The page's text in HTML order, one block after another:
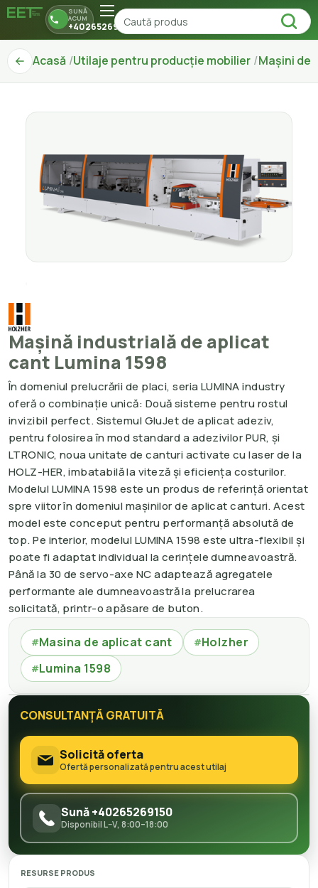
SUNĂ
ACUM
+40265269150
Acasă Utilaje pentru producție mobilier Mașini de
Mașină industrială de aplicat
cant Lumina 1598
În domeniul prelucrării de placi, seria LUMINA industry
oferă o combinație unică: Două sisteme pentru rostul
invizibil perfect. Sistemul GluJet de aplicat adeziv,
pentru folosirea în mod standard a adezivilor PUR, și
LTRONIC, noua unitate de canturi activate cu laser de la
HOLZ-HER, imbatabilă la viteză și eficiența costurilor.
Modelul LUMINA 1598 este un produs de referință orientat
spre viitor în domeniul mașinilor de aplicat canturi. Acest
model este conceput pentru performanță absolută de
top. Pe interior, modelul LUMINA 1598 este ultra-flexibil și
poate fi adaptat individual la cerințele dumneavoastră.
Până la 30 de servo-axe NC adaptează agregatele
performante ale dumneavoastră la prelucrarea
solicitată, printr-o apăsare de buton.
#Masina de aplicat cant #Holzher
#Lumina 1598
CONSULTANȚĂ GRATUITĂ
Solicită oferta
Ofertă personalizată pentru acest utilaj
Sună +40265269150
Disponibil L–V, 8:00–18:00
RESURSE PRODUS